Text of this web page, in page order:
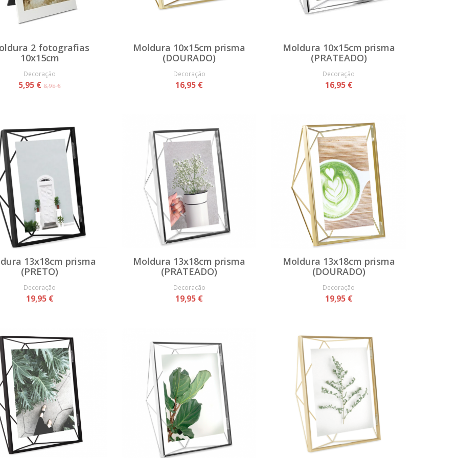
2 fotografias
10x15cm
Decoração
5,95 €8,95 €
Moldura 10x15cm prisma
(DOURADO)
Decoração
16,95 €
Moldura 10x15cm prisma
(PRATEADO)
Decoração
16,95 €
13x18cm prisma
(PRETO)
Decoração
19,95 €
Moldura 13x18cm prisma
(PRATEADO)
Decoração
19,95 €
Moldura 13x18cm prisma
(DOURADO)
Decoração
19,95 €